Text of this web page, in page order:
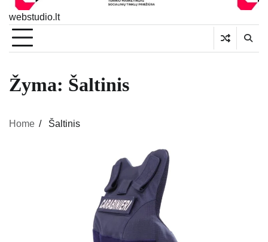
webstudio.lt
Žyma: Šaltinis
Home Šaltinis